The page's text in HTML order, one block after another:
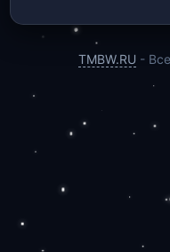
TMBW.RU -